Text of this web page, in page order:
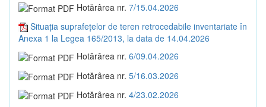
Hotărârea nr. 7/15.04.2026
Situația suprafețelor de teren retrocedabile inventariate în
Anexa 1 la Legea 165/2013, la data de 14.04.2026
Hotărârea nr. 6/09.04.2026
Hotărârea nr. 5/16.03.2026
Hotărârea nr. 4/23.02.2026